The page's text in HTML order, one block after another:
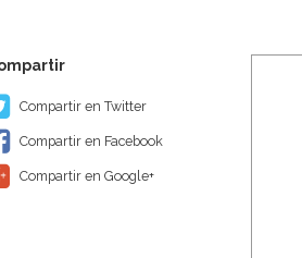
Compartir en Twitter
Compartir en Facebook
Compartir en Google+